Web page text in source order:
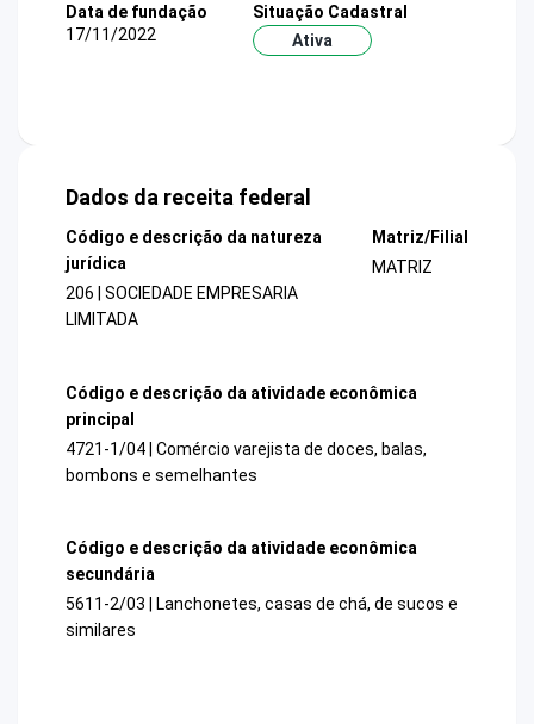
Data de fundação
17/11/2022
Situação Cadastral
Ativa
Dados da receita federal
Código e descrição da natureza
jurídica
206 | SOCIEDADE EMPRESARIA
LIMITADA
Matriz/Filial
MATRIZ
Código e descrição da atividade econômica
principal
4721-1/04 | Comércio varejista de doces, balas,
bombons e semelhantes
Código e descrição da atividade econômica
secundária
5611-2/03 | Lanchonetes, casas de chá, de sucos e
similares